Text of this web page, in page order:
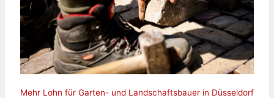
Mehr Lohn für Garten- und Landschaftsbauer in Düsseldorf